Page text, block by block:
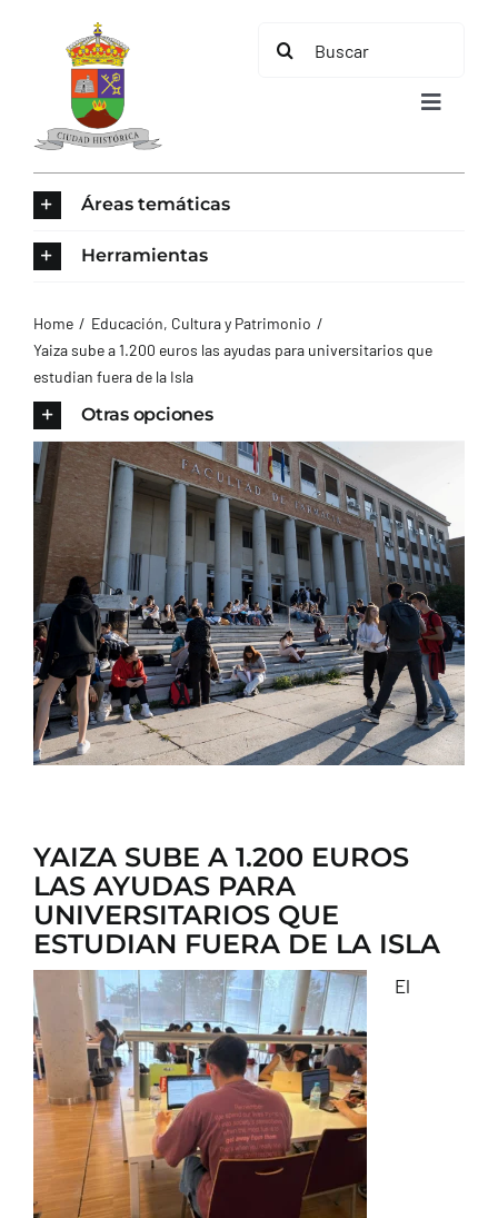
contenido
Buscar:
Toggle
AYUNTAMIENTO
TURISMO
CONTACTO
Áreas temáticas
Herramientas
Home
Educación, Cultura y Patrimonio
Yaiza sube a 1.200 euros las ayudas para universitarios que
estudian fuera de la Isla
Otras opciones
YAIZA SUBE A 1.200 EUROS
LAS AYUDAS PARA
UNIVERSITARIOS QUE
ESTUDIAN FUERA DE LA ISLA
El